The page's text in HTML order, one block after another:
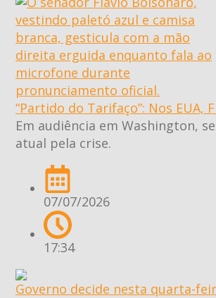
“Partido do Tarifaço”: Nos
Em audiência em Washington,
atual pela crise.
07/07/2026
17:34
Governo decide nesta quarta-